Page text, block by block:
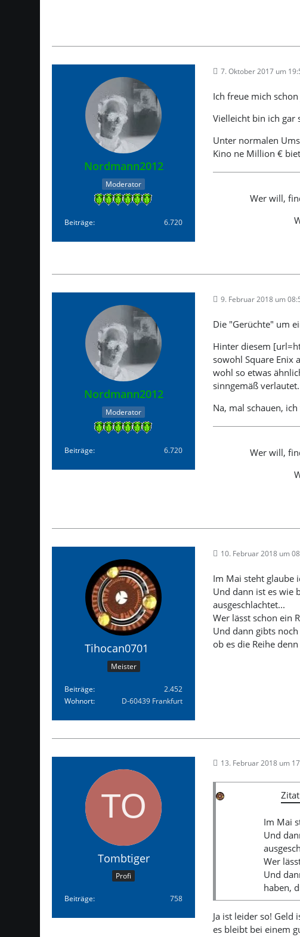
Nordmann2012
Moderator
Beiträge 6.720
7. Oktober 2017 um
Ich freue mich
Vielleicht bin ich gar
Unter normalen
Kino ne Million €
Wer will,
Nordmann2012
Moderator
Beiträge 6.720
9. Februar 2018 um
Die "Gerüchte" um
Hinter diesem [url=
sowohl Square Enix
wohl so etwas
sinngemäß verlautet.
Na, mal schauen,
Wer will,
Tihocan0701
Meister
Beiträge
2.452
Wohnort
D-60439 Frankfurt
10. Februar 2018 um
Im Mai steht glaube
Und dann ist es wie
ausgeschlachtet...
Wer lässt schon ein
Und dann gibts
ob es die Reihe
Tombtiger
Profi
Beiträge 758
13. Februar 2018 um
Im Mai
Und
Wer
Und
haben,
Ja ist leider so!
es bleibt bei einem